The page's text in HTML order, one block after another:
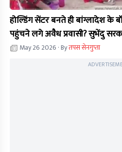
होल्डिंग सेंटर बनते ही बांग्लादेश के
पहुंचने लगे अवैध प्रवासी? सुभेंदु
May 26 2026 · Byतपस सेनगुप्ता